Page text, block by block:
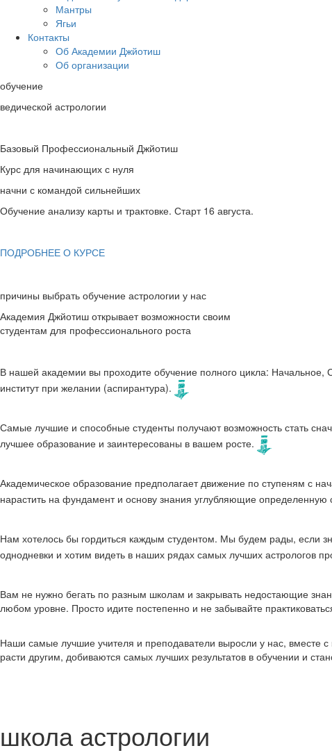
Мантры
Ягьи
Контакты
Об Академии Джйотиш
Об организации
обучение
ведической астрологии
Базовый Профессиональный Джйотиш
Курс для начинающих с нуля
начни с командой сильнейших
Обучение анализу карты и трактовке. Старт 16 августа.
ПОДРОБНЕЕ О КУРСЕ
причины выбрать обучение астрологии у нас
Академия Джйотиш открывает возможности своим
студентам для профессионального роста
В нашей академии вы проходите обучение полного цикла: Начальное,
институт при желании (аспирантура).
Самые лучшие и способные студенты получают возможность стать
лучшее образование и заинтересованы в вашем росте.
Академическое образование предполагает движение по ступеням с
нарастить на фундамент и основу знания углубляющие
Нам хотелось бы гордиться каждым студентом. Мы будем рады, если
однодневки и хотим видеть в наших рядах самых лучших астрологов
Вам не нужно бегать по разным школам и закрывать недостающие
любом уровне. Просто идите постепенно и не забывайте
Наши самые лучшие учителя и преподаватели выросли у нас, вместе с
расти другим, добиваются самых лучших результатов в обучении и
школа астрологии